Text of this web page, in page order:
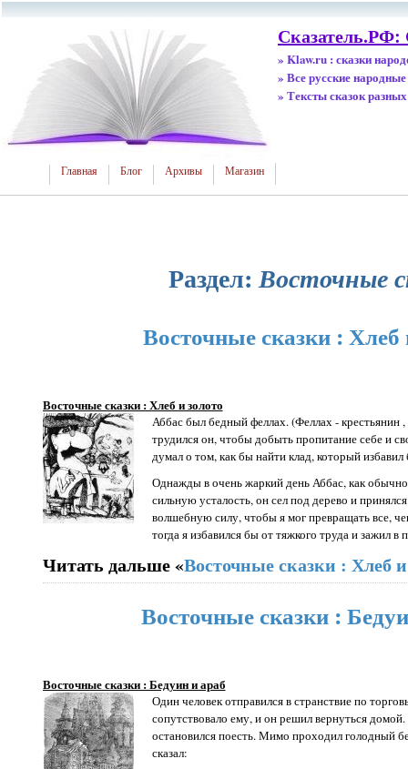
Сказатель.РФ:
» Klaw.ru : сказки
» Все русские народные
» Тексты сказок
Главная Блог Архивы Магазин
Раздел:Восточные
Восточные сказки : Хлеб
Восточные сказки : Хлеб и золото
Аббас был бедный феллах. (Феллах - крестьянин
трудился он, чтобы добыть пропитание себе и
думал о том, как бы найти клад, который
Однажды в очень жаркий день Аббас, как
сильную усталость, он сел под дерево и
волшебную силу, чтобы я мог превращать все,
тогда я избавился бы от тяжкого труда и зажил в
Читать дальше «Восточные сказки : Хлеб
Восточные сказки :
Восточные сказки : Бедуин и араб
Один человек отправился в странствие по
сопутствовало ему, и он решил вернуться
остановился поесть. Мимо проходил голодный
сказал: